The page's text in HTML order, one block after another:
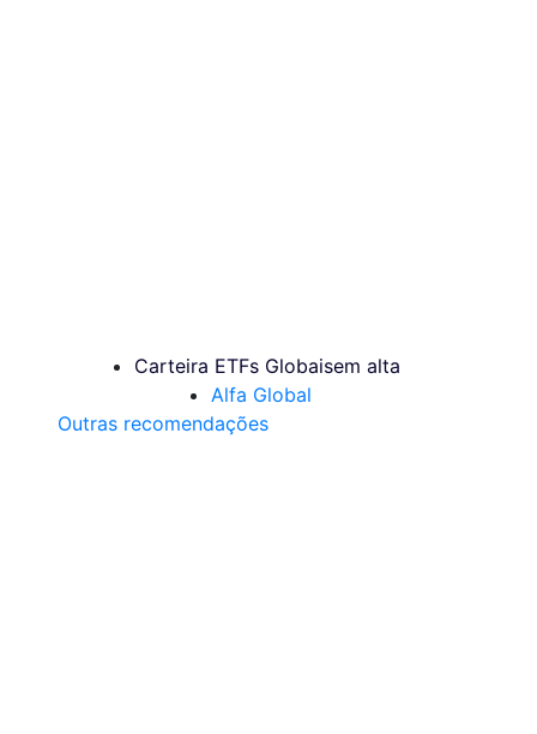
Carteira ETFs Globaisem alta
Alfa Global
Outras recomendações